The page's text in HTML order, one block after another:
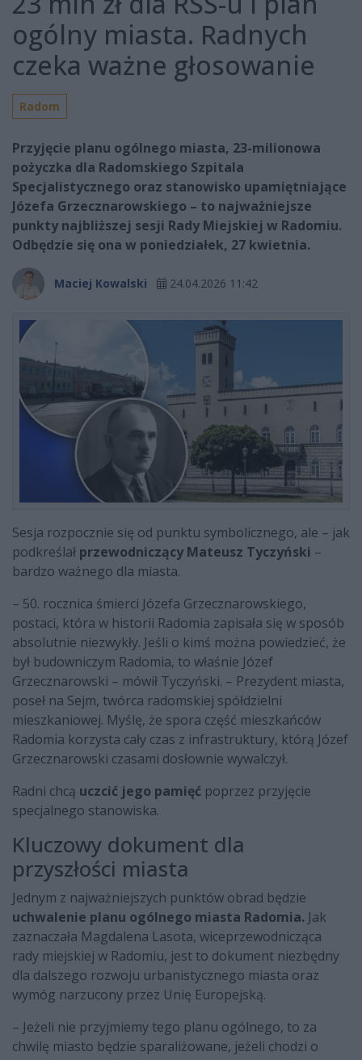
ogólny miasta. Radnych
czeka ważne głosowanie
Radom
Przyjęcie planu ogólnego miasta, 23-milionowa
pożyczka dla Radomskiego Szpitala
Specjalistycznego oraz stanowisko upamiętniające
Józefa Grzecznarowskiego – to najważniejsze
punkty najbliższej sesji Rady Miejskiej w Radomiu.
Odbędzie się ona w poniedziałek, 27 kwietnia.
Maciej Kowalski 24.04.2026 11:42
Sesja rozpocznie się od punktu symbolicznego, ale – jak
podkreślał przewodniczący Mateusz Tyczyński –
bardzo ważnego dla miasta.
– 50. rocznica śmierci Józefa Grzecznarowskiego,
postaci, która w historii Radomia zapisała się w sposób
absolutnie niezwykły. Jeśli o kimś można powiedzieć, że
był budowniczym Radomia, to właśnie Józef
Grzecznarowski – mówił Tyczyński. – Prezydent miasta,
poseł na Sejm, twórca radomskiej spółdzielni
mieszkaniowej. Myślę, że spora część mieszkańców
Radomia korzysta cały czas z infrastruktury, którą Józef
Grzecznarowski czasami dosłownie wywalczył.
Radni chcą uczcić jego pamięć poprzez przyjęcie
specjalnego stanowiska.
Kluczowy dokument dla
przyszłości miasta
Jednym z najważniejszych punktów obrad będzie
uchwalenie planu ogólnego miasta Radomia. Jak
zaznaczała Magdalena Lasota, wiceprzewodnicząca
rady miejskiej w Radomiu, jest to dokument niezbędny
dla dalszego rozwoju urbanistycznego miasta oraz
wymóg narzucony przez Unię Europejską.
– Jeżeli nie przyjmiemy tego planu ogólnego, to za
chwilę miasto będzie sparaliżowane, jeżeli chodzi o